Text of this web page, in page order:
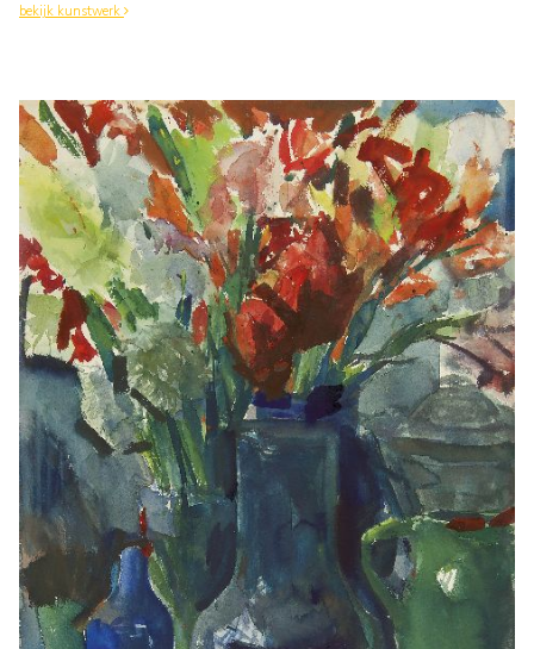
bekijk kunstwerk